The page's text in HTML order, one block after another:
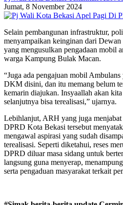
Jumat, 8 November 2024
Selain pembangunan infrastruktur,
menyampaikan keinginan dari
yang mengusulkan pengadaan mobil
warga Kampung Bulak Macan.
“Juga ada pengajuan mobil
DKM disini, dan itu memang belum
kemarin diajukan. Insyaallah akan
selanjutnya bisa terealisasi,” ujarnya.
Lebihlanjut, ARH yang juga
DPRD Kota Bekasi tersebut
mengawal aspirasi yang sudah
terealisasi. Seperti diketahui, reses
DPRD diluar masa sidang untuk
langsung guna menyerap,
serta pengaduan masyarakat terkait